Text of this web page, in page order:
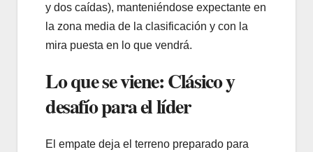
y dos caídas), manteniéndose expectante en
la zona media de la clasificación y con la
mira puesta en lo que vendrá.
Lo que se viene: Clásico y
desafío para el líder
El empate deja el terreno preparado para